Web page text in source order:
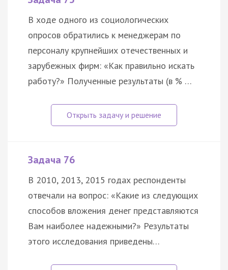
В ходе одного из социологических
опросов обратились к менеджерам по
персоналу крупнейших отечественных и
зарубежных фирм: «Как правильно искать
работу?» Полученные результаты (в % …
Задача 76
В 2010, 2013, 2015 годах респонденты
отвечали на вопрос: «Какие из следующих
способов вложения денег представляются
Вам наиболее надежными?» Результаты
этого исследования приведены…